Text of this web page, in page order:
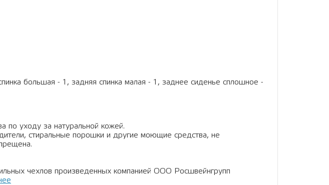
большая - 1, задняя спинка малая - 1, заднее сиденье сплошное -
по уходу за натуральной кожей.
стиральные порошки и другие моющие средства, не
чехлов произведенных компанией ООО Росшвейнгрупп